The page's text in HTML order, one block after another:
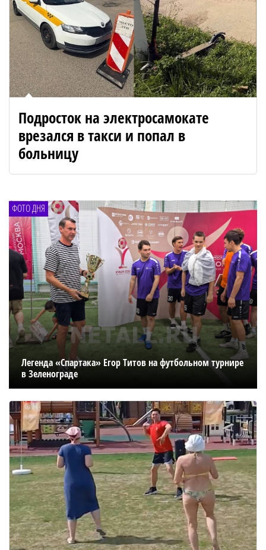
Подросток на электросамокате
врезался в такси и попал в
больницу
ФОТО ДНЯ
Легенда «Спартака» Егор Титов на футбольном турнире
в Зеленограде